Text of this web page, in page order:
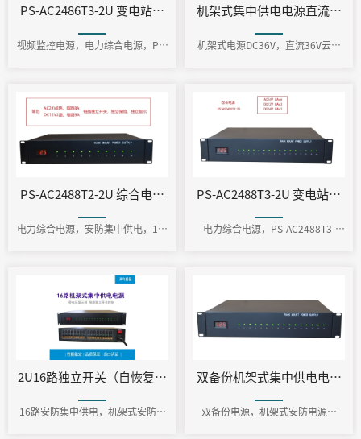
PS-AC2486T3-2U 变电站视频监控系统采购标准 电力综合电源
视频监控电源，电力综合电源，PS-
机架式电源DC36V，直流36V云台
PS-AC2488T2-2U 综合电源 输出 AC24V8A×8
电力综合电源，安防集中供电，12v
PS-AC2488T3-2U 变电站视
电力综合电源，PS-AC2488T3-
2U16路独立开关（自恢复保险） 机架式电源 横版
16路安防集中供电，机架式安防集
双备份机架式集中供电电源
双备份电源，机架式安防电源，